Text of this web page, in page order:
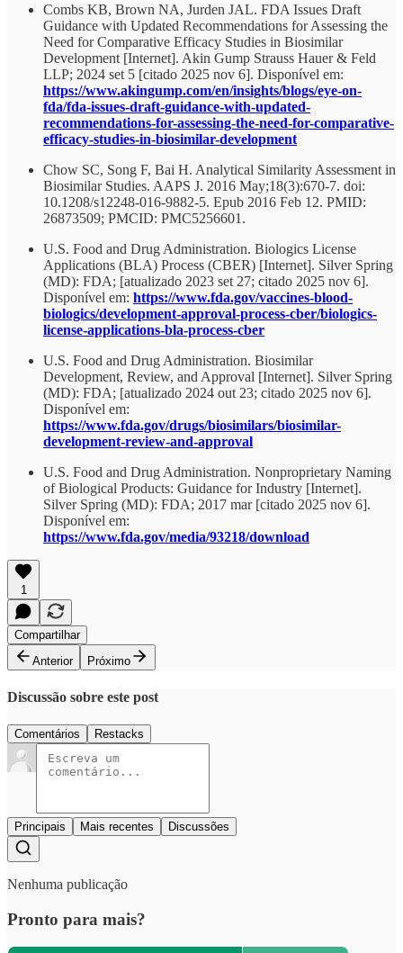
Combs KB, Brown NA, Jurden JAL. FDA Issues Draft
Guidance with Updated Recommendations for Assessing the
Need for Comparative Efficacy Studies in Biosimilar
Development [Internet]. Akin Gump Strauss Hauer & Feld
LLP; 2024 set 5 [citado 2025 nov 6]. Disponível em:
https://www.akingump.com/en/insights/blogs/eye-on-
fda/fda-issues-draft-guidance-with-updated-
recommendations-for-assessing-the-need-for-comparative-
efficacy-studies-in-biosimilar-development
Chow SC, Song F, Bai H. Analytical Similarity Assessment in
Biosimilar Studies. AAPS J. 2016 May;18(3):670-7. doi:
10.1208/s12248-016-9882-5. Epub 2016 Feb 12. PMID:
26873509; PMCID: PMC5256601.
U.S. Food and Drug Administration. Biologics License
Applications (BLA) Process (CBER) [Internet]. Silver Spring
(MD): FDA; [atualizado 2023 set 27; citado 2025 nov 6].
Disponível em: https://www.fda.gov/vaccines-blood-
biologics/development-approval-process-cber/biologics-
license-applications-bla-process-cber
U.S. Food and Drug Administration. Biosimilar
Development, Review, and Approval [Internet]. Silver Spring
(MD): FDA; [atualizado 2024 out 23; citado 2025 nov 6].
Disponível em:
https://www.fda.gov/drugs/biosimilars/biosimilar-
development-review-and-approval
U.S. Food and Drug Administration. Nonproprietary Naming
of Biological Products: Guidance for Industry [Internet].
Silver Spring (MD): FDA; 2017 mar [citado 2025 nov 6].
Disponível em:
https://www.fda.gov/media/93218/download
1
Compartilhar
Anterior
Próximo
Discussão sobre este post
Comentários Restacks
Principais Mais recentes Discussões
Nenhuma publicação
Pronto para mais?